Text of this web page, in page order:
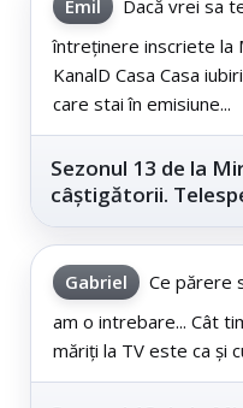
Emil
Dacă vrei sa
întreținere inscriete la
KanalD Casa Casa
care stai în emisiune...
Sezonul 13 de la
câștigătorii.
Gabriel
Ce părere
am o intrebare... Cât
măriți la TV este ca și